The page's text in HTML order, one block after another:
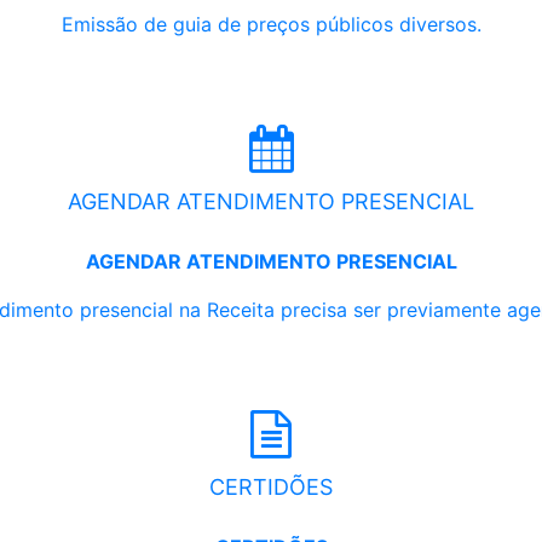
Emissão de guia de preços públicos diversos.
AGENDAR ATENDIMENTO PRESENCIAL
AGENDAR ATENDIMENTO PRESENCIAL
presencial na Receita precisa ser previamente
CERTIDÕES